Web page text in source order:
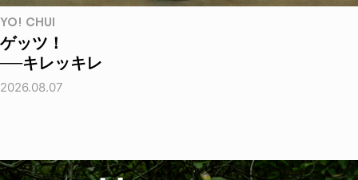
YO! CHUI
ゲッツ！
──キレッキレ
2026.08.07